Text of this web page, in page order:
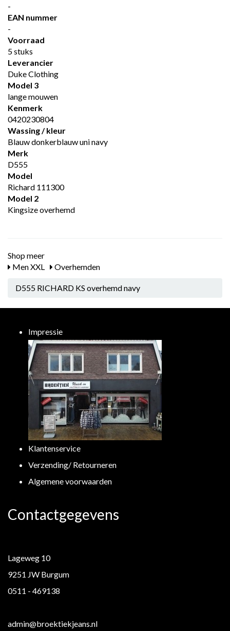
-
EAN nummer
-
Voorraad
5 stuks
Leverancier
Duke Clothing
Model 3
lange mouwen
Kenmerk
0420230804
Wassing / kleur
Blauw donkerblauw uni navy
Merk
D555
Model
Richard 111300
Model 2
Kingsize overhemd
Shop meer
Men XXL
Overhemden
D555 RICHARD KS overhemd navy
Impressie
Klantenservice
Verzending/ Retourneren
Algemene voorwaarden
Contactgegevens
Lageweg 10
9251 JW Burgum
0511 - 469138
admin@broektiekjeans.nl